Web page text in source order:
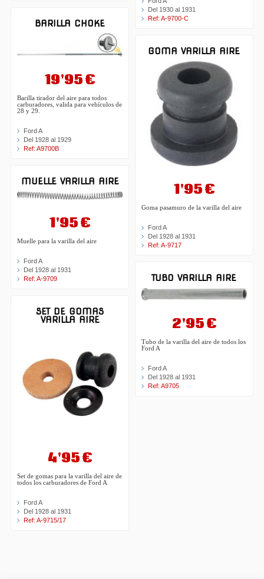
BARILLA CHOKE
19'95 €
Barilla tirador del aire para todos
carburadores, valida para vehículos de
28 y 29.
Ford A
Del 1928 al 1929
Ref: A9700B
MUELLE VARILLA AIRE
1'95 €
Muelle para la varilla del aire
Ford A
Del 1928 al 1931
Ref: A-9709
SET DE GOMAS
VARILLA AIRE
4'95 €
Set de gomas para la varilla del aire de
todos los carburadores de Ford A
Ford A
Del 1928 al 1931
Ref: A-9715/17
Del 1930 al 1931
Ref: A-9700-C
GOMA VARILLA AIRE
1'95 €
Goma pasamuro de la varilla del aire
Ford A
Del 1928 al 1931
Ref: A-9717
TUBO VARILLA AIRE
2'95 €
Tubo de la varilla del aire de todos los
Ford A
Ford A
Del 1928 al 1931
Ref: A9705